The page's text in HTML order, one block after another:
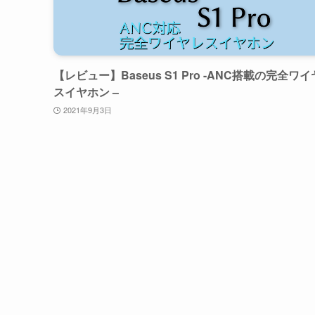
【レビュー】Baseus S1 Pro -ANC搭載の完全ワイ
スイヤホン –
2021年9月3日